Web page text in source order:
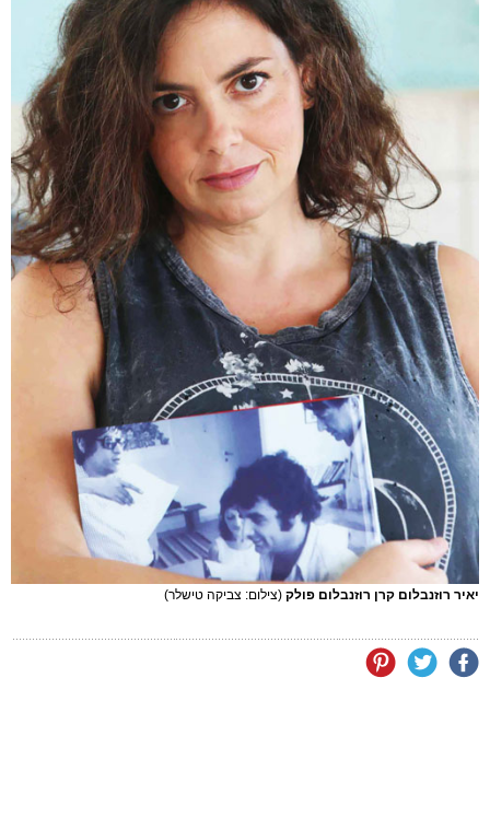
יאיר רוזנבלום קרן רוזנבלום פולק (צילום: צביקה טישלר)